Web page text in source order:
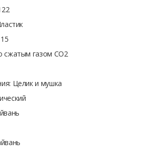
сжатым газом CO2
Целик и мушка